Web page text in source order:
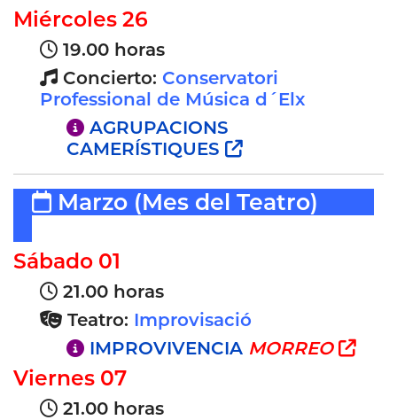
Miércoles 26
19.00 horas
Concierto: Conservatori
Professional de Música d´Elx
AGRUPACIONS
CAMERÍSTIQUES
Marzo (Mes del Teatro)
Sábado 01
21.00 horas
Teatro: Improvisació
IMPROVIVENCIA MORREO
Viernes 07
21.00 horas